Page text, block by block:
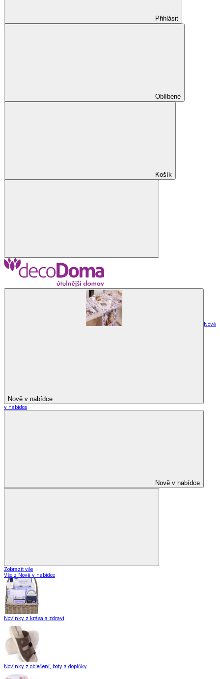
Přihlásit
Oblíbené
Košík
Nově v nabídce
Nově
v nabídce
Nově v nabídce
Zobrazit vše
Vše z Nově v nabídce
Novinky z krása a zdraví
Novinky z oblečení, boty a doplňky